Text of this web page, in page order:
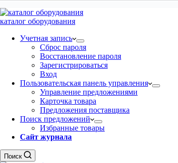
каталог оборудования
Учетная запись
Сброс пароля
Восстановление пароля
Зарегистрироваться
Вход
Пользовательская панель управления
Управление предложениями
Карточка товара
Предложения поставщика
Поиск предложений
Избранные товары
Сайт журнала
Поиск